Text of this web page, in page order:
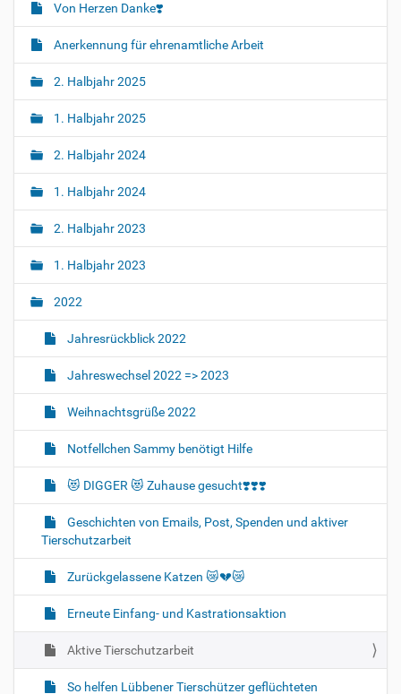
Von Herzen Danke❣️
Anerkennung für ehrenamtliche Arbeit
2. Halbjahr 2025
1. Halbjahr 2025
2. Halbjahr 2024
1. Halbjahr 2024
2. Halbjahr 2023
1. Halbjahr 2023
2022
Jahresrückblick 2022
Jahreswechsel 2022 => 2023
Weihnachtsgrüße 2022
Notfellchen Sammy benötigt Hilfe
😻 DIGGER 😻 Zuhause gesucht❣️❣️❣️
Geschichten von Emails, Post, Spenden und aktiver
Tierschutzarbeit
Zurückgelassene Katzen 😿💔😿
Erneute Einfang- und Kastrationsaktion
Aktive Tierschutzarbeit
So helfen Lübbener Tierschützer geflüchteten